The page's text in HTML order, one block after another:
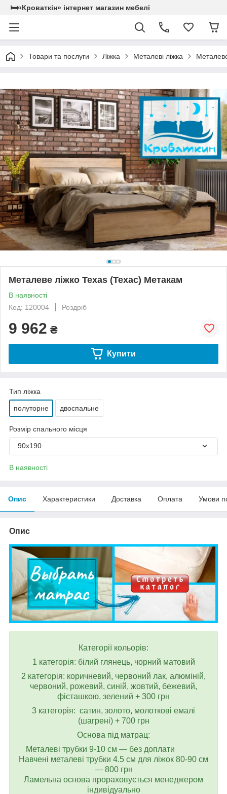
🛏«Кроваткiн» iнтернет магазин мебелi
Товари та послуги Ліжка Металеві ліжка
Металеве ліжко Texas (Техас) Метакам
В наявності
Код: 120004
Роздріб
9 962 ₴
Купити
Тип ліжка
полуторне двоспальне
Розмір спального місця
90х190
В наявності
Опис Характеристики Доставка Оплата Умови
Опис
Категорії кольорів:
1 категорія: білий глянець, чорний матовий
2 категорія: коричневий, червоний лак, алюміній,
червоний, рожевий, синій, жовтий, бежевий,
фісташкою, зелений + 300 грн
3 категорія: сатин, золото, молоткові емалі
(шагрені) + 700 грн
Основа під матрац:
Металеві трубки 9-10 см — без доплати
Навчені металеві трубки 4.5 см для ліжок 80-90 см
— 800 грн
Ламельна основа прораховується менеджером
індивідуально